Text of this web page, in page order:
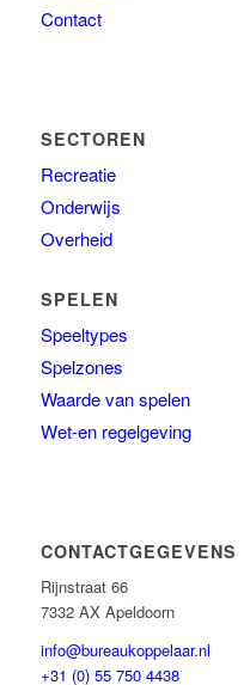
Contact
SECTOREN
Recreatie
Onderwijs
Overheid
SPELEN
Speeltypes
Spelzones
Waarde van spelen
Wet-en regelgeving
CONTACTGEGEVENS
Rijnstraat 66
7332 AX Apeldoorn
info@bureaukoppelaar.nl
+31 (0) 55 750 4438